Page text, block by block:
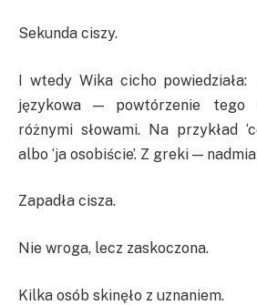
Sekunda ciszy.
I wtedy Wika cicho powiedziała:
językowa — powtórzenie tego
różnymi słowami. Na przykład
albo ‘ja osobiście’. Z greki —
Zapadła cisza.
Nie wroga, lecz zaskoczona.
Kilka osób skinęło z uznaniem.